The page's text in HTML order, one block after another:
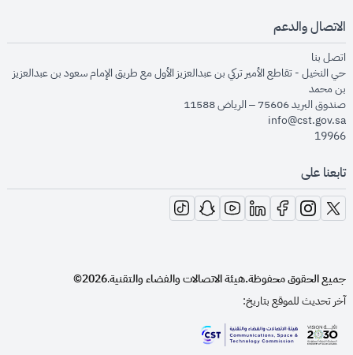
الاتصال والدعم
اتصل بنا
حي النخيل - تقاطع الأمير تركي بن عبدالعزيز الأول مع طريق الإمام سعود بن عبدالعزيز
بن محمد
صندوق البريد 75606 – الرياض 11588
info@cst.gov.sa
19966
تابعنا على
opens in new window
opens in new window
opens in new window
opens in new window
opens in new window
opens in new window
opens in new window
جميع الحقوق محفوظة.هيئة الاتصالات والفضاء والتقنية.
2026©
آخر تحديث للموقع بتاريخ: